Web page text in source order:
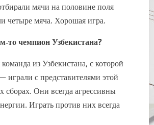
мячи на половине поля
четыре мяча. Хорошая игра.
чемпион Узбекистана?
из Узбекистана, с которой
играли с представителями этой
сборах. Они всегда агрессивны
Играть против них всегда